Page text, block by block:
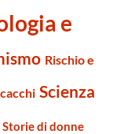
e
Rischio e
Scienza
Storie di donne